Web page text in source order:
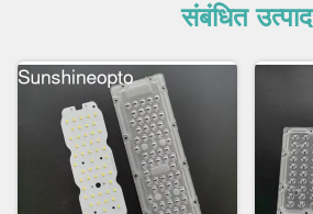
संबंधित उत्पाद